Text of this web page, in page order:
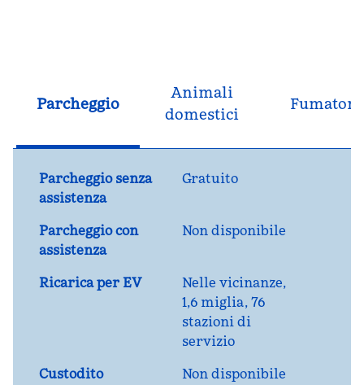
Parcheggio
Animali
domestici
Fumatori
Parcheggio senza
assistenza
Gratuito
Parcheggio con
assistenza
Non disponibile
Ricarica per EV
Nelle vicinanze,
1,6 miglia, 76
stazioni di
servizio
Custodito
Non disponibile